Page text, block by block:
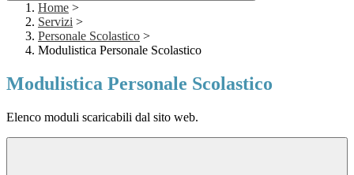
Home >
Servizi >
Personale Scolastico >
Modulistica Personale Scolastico
Modulistica Personale Scolastico
Elenco moduli scaricabili dal sito web.